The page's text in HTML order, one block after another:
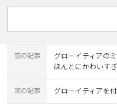
アプリダウンロード
INSTAGRAM TWITTER
前の記事
グローイティアの
ほんとにかわいす
次の記事